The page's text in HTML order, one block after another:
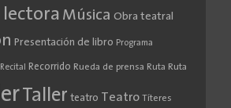
lectora Música Obra teatral
Presentación de libro Programa
Recital Recorrido Rueda de prensa Ruta Ruta
Taller teatro Teatro Títeres